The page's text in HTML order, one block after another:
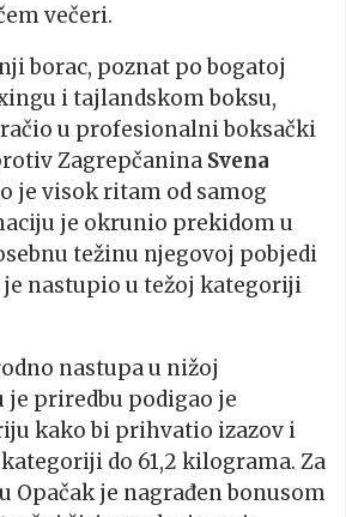
večeri.
borac, poznat po bogatoj
i tajlandskom boksu,
u profesionalni boksački
Zagrepčanina Svena
je visok ritam od samog
je okrunio prekidom u
težinu njegovoj pobjedi
je nastupio u težoj kategoriji
nastupa u nižoj
je priredbu podigao je
kako bi prihvatio izazov i
do 61,2 kilograma. Za
Opačak je nagrađen bonusom